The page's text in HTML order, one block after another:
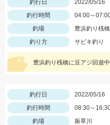
釣行日
2022/05/16
釣行時間
04:00～
釣場
豊浜釣り桟橋
釣り方
サビキ釣り
釣行日
2022/05/16
釣行時間
08:30～
釣場
振草川